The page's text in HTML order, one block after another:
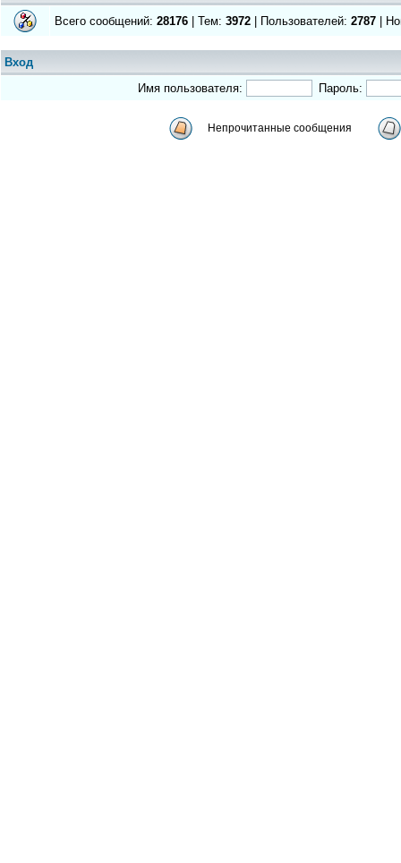
Всего сообщений: 28176 | Тем: 3972 | Пользователей: 2787 |
Вход
Имя пользователя:
Пароль:
Непрочитанные сообщения